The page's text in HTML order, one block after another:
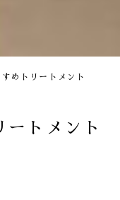
めトリートメント
ートメント